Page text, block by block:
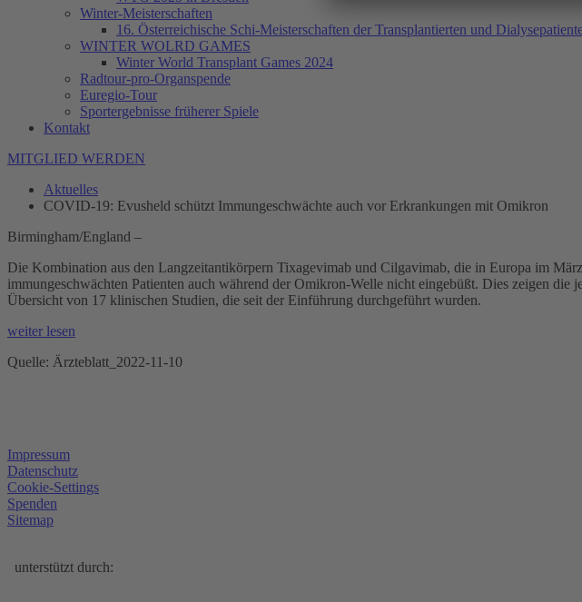
Winter-Meisterschaften
16. Österreichische Schi-Meisterschaften der Transplantierten und
WINTER WOLRD GAMES
Winter World Transplant Games 2024
Radtour-pro-Organspende
Euregio-Tour
Sportergebnisse früherer Spiele
Kontakt
MITGLIED WERDEN
Aktuelles
COVID-19: Evusheld schützt Immungeschwächte auch vor Erkrankungen mit Omikron
Birmingham/England –
Die Kombination aus den Langzeitantikörpern Tixagevimab und Cilgavimab, die in Europa im
immungeschwächten Patienten auch während der Omikron-Welle nicht eingebüßt. Dies zeigen die
Übersicht von 17 klinischen Studien, die seit der Einführung durchgeführt wurden.
weiter lesen
Quelle: Ärzteblatt_2022-11-10
Impressum
Datenschutz
Cookie-Settings
Spenden
Sitemap
unterstützt durch: